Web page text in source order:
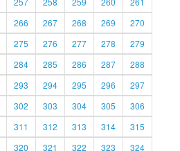
266 267 268 269
270
275 276 277 278
279
284 285 286 287
288
293 294 295 296
297
302 303 304 305
306
311 312 313 314
315
320 321 322 323
324